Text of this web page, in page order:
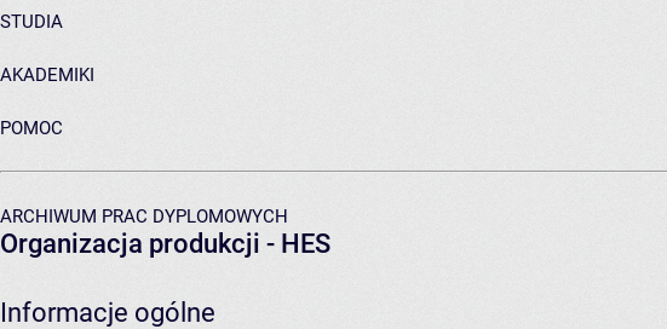
STUDIA
AKADEMIKI
POMOC
ARCHIWUM PRAC DYPLOMOWYCH
Organizacja produkcji - HES
Informacje ogólne